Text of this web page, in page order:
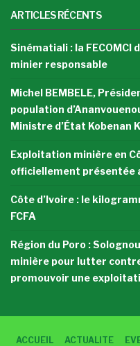
ARTICLES RÉCENTS
Sinématiali : la FECOMCI
minier responsable
Michel BEMBELE,
population
Ministre d’État Kobenan
Exploitation minière en
officiellement présentée
Côte d’Ivoire : le
FCFA
Région du Poro :
minière pour lutter
promouvoir une
ACCUEIL ACTUALITE